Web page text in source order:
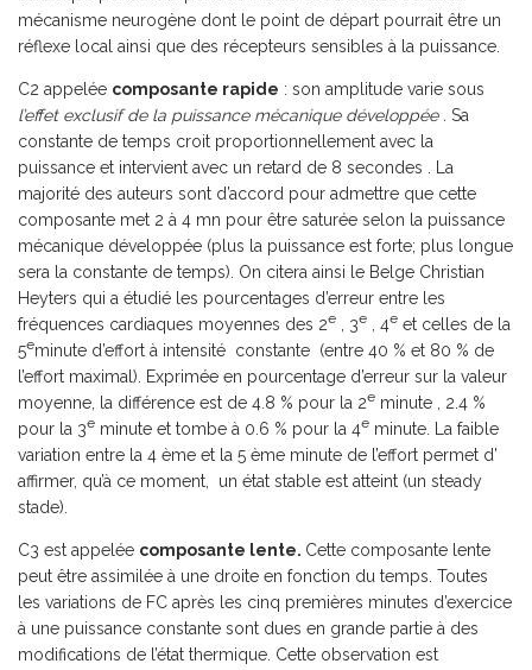
mécanisme neurogène dont le point de départ pourrait être un
réflexe local ainsi que des récepteurs sensibles à la puissance.
C2 appelée composante rapide : son amplitude varie sous
l’effet exclusif de la puissance mécanique développée . Sa
constante de temps croit proportionnellement avec la
puissance et intervient avec un retard de 8 secondes . La
majorité des auteurs sont d’accord pour admettre que cette
composante met 2 à 4 mn pour être saturée selon la puissance
mécanique développée (plus la puissance est forte; plus longue
sera la constante de temps). On citera ainsi le Belge Christian
Heyters qui a étudié les pourcentages d’erreur entre les
fréquences cardiaques moyennes des 2e , 3e , 4e et celles de la
5eminute d’effort à intensité constante (entre 40 % et 80 % de
l’effort maximal). Exprimée en pourcentage d’erreur sur la valeur
moyenne, la différence est de 4.8 % pour la 2e minute , 2.4 %
pour la 3e minute et tombe à 0.6 % pour la 4e minute. La faible
variation entre la 4 ème et la 5 ème minute de l’effort permet d’
affirmer, qu’à ce moment, un état stable est atteint (un steady
stade).
C3 est appelée composante lente. Cette composante lente
peut être assimilée à une droite en fonction du temps. Toutes
les variations de FC après les cinq premières minutes d’exercice
à une puissance constante sont dues en grande partie à des
modifications de l’état thermique. Cette observation est